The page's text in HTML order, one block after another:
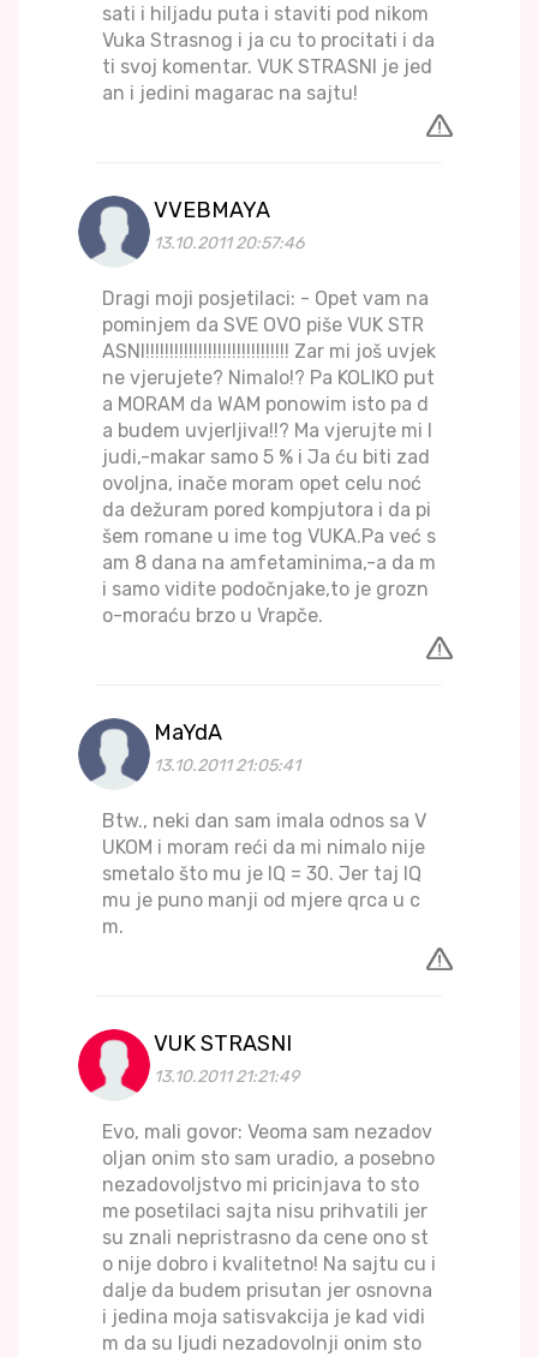
sati i hiljadu puta i staviti pod nikom
Vuka Strasnog i ja cu to procitati i da
ti svoj komentar. VUK STRASNI je jed
an i jedini magarac na sajtu!
VVEBMAYA
13.10.2011 20:57:46
Dragi moji posjetilaci: - Opet vam na
pominjem da SVE OVO piše VUK STR
ASNI!!!!!!!!!!!!!!!!!!!!!!!!!!!!!! Zar mi još uvjek
ne vjerujete? Nimalo!? Pa KOLIKO put
a MORAM da WAM ponowim isto pa d
a budem uvjerljiva!!? Ma vjerujte mi l
judi,-makar samo 5 % i Ja ću biti zad
ovoljna, inače moram opet celu noć
da dežuram pored kompjutora i da pi
šem romane u ime tog VUKA.Pa već s
am 8 dana na amfetaminima,-a da m
i samo vidite podočnjake,to je grozn
o-moraću brzo u Vrapče.
MaYdA
13.10.2011 21:05:41
Btw., neki dan sam imala odnos sa V
UKOM i moram reći da mi nimalo nije
smetalo što mu je IQ = 30. Jer taj IQ
mu je puno manji od mjere qrca u c
m.
VUK STRASNI
13.10.2011 21:21:49
Evo, mali govor: Veoma sam nezadov
oljan onim sto sam uradio, a posebno
nezadovoljstvo mi pricinjava to sto
me posetilaci sajta nisu prihvatili jer
su znali nepristrasno da cene ono st
o nije dobro i kvalitetno! Na sajtu cu i
dalje da budem prisutan jer osnovna
i jedina moja satisvakcija je kad vidi
m da su ljudi nezadovolnji onim sto